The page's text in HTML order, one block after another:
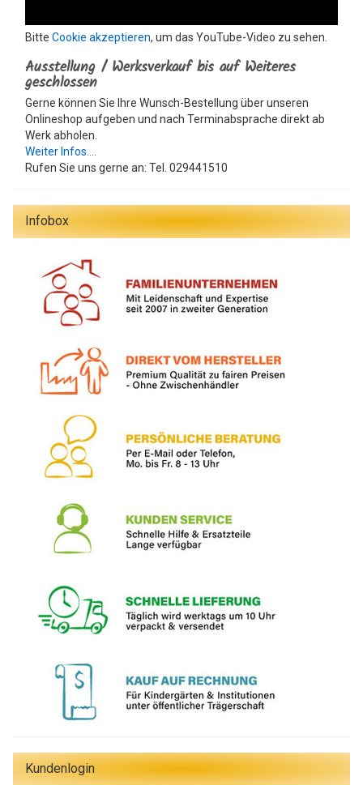
Bitte Cookie akzeptieren, um das YouTube-Video zu sehen.
Ausstellung / Werksverkauf bis auf Weiteres
geschlossen
Gerne können Sie Ihre Wunsch-Bestellung über unseren
Onlineshop aufgeben und nach Terminabsprache direkt ab
Werk abholen.
Weiter Infos....
Rufen Sie uns gerne an: Tel. 029441510
Infobox
Kundenlogin